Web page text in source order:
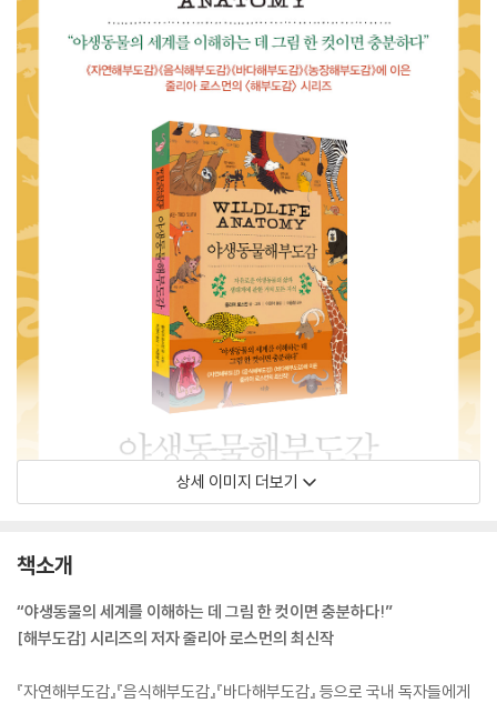
상세 이미지 더보기
책소개
“야생동물의 세계를 이해하는 데 그림 한 컷이면 충분하다!”
[해부도감] 시리즈의 저자 줄리아 로스먼의 최신작
『자연해부도감』『음식해부도감』『바다해부도감』 등으로 국내 독자들에게